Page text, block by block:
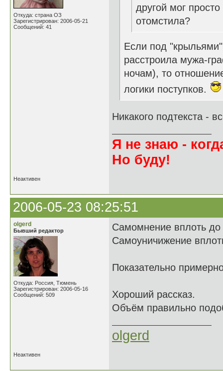
Откуда: страна ОЗ
Зарегистрирован: 2006-05-21
Сообщений: 41
другой мог
отомстила?
Если под
расстроила мужа-
ночам), то
логики поступков.
Никакого подтекста -
Я не знаю -
Но буду!
Неактивен
2006-05-23 08:25:51
olgerd
Бывший редактор
Откуда: Россия, Тюмень
Зарегистрирован: 2006-05-16
Сообщений: 509
Самомнение вплоть до
Самоуничижение
Показательно
Хороший рассказ.
Объём правильно
olgerd
Неактивен